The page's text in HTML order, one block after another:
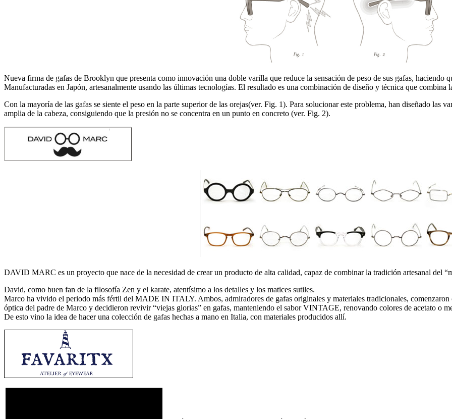
Nueva firma de gafas de Brooklyn que presenta como innovación una doble varilla que reduce la sensación de peso de sus gafas, haciendo
Manufacturadas en Japón, artesanalmente usando las últimas tecnologías. El resultado es una combinación de diseño y técnica que
Con la mayoría de las gafas se siente el peso en la parte superior de las orejas(ver. Fig. 1). Para solucionar este problema, han diseñado
amplia de la cabeza, consiguiendo que la presión no se concentra en un punto en concreto (ver. Fig. 2).
DAVID MARC es un proyecto que nace de la necesidad de crear un producto de alta calidad, capaz de combinar la tradición artesanal del
David, como buen fan de la filosofía Zen y el karate, atentísimo a los detalles y los matices sutiles.
Marco ha vivido el periodo más fértil del MADE IN ITALY. Ambos, admiradores de gafas originales y materiales tradicionales, comenzaron
óptica del padre de Marco y decidieron revivir “viejas glorias” en gafas, manteniendo el sabor VINTAGE, renovando colores de acetato o
De esto vino la idea de hacer una colección de gafas hechas a mano en Italia, con materiales producidos allí.